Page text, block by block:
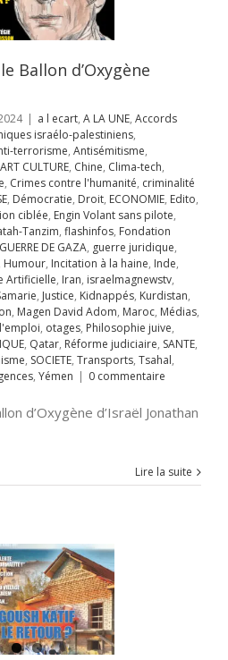
Ballon d’Oxygène
| a l ecart, A LA UNE, Accords
israélo-palestiniens,
terrorisme, Antisémitisme,
ART CULTURE, Chine, Clima-tech,
, Crimes contre l'humanité, criminalité
, Démocratie, Droit, ECONOMIE, Edito,
ciblée, Engin Volant sans pilote,
Tanzim, flashinfos, Fondation
GUERRE DE GAZA, guerre juridique,
Humour, Incitation à la haine, Inde,
Artificielle, Iran, israelmagnewstv,
, Justice, Kidnappés, Kurdistan,
, Magen David Adom, Maroc, Médias,
, otages, Philosophie juive,
, Qatar, Réforme judiciaire, SANTE,
, SOCIETE, Transports, Tsahal,
, Yémen | 0 commentaire
d’Oxygène d’Israël Jonathan
Lire la suite